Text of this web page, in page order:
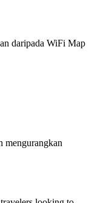
daripada WiFi Map
mengurangkan